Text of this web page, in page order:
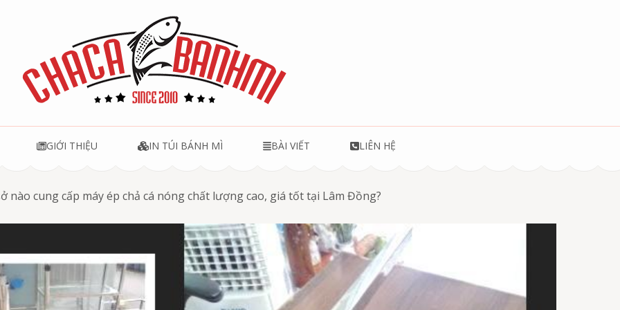
GIỚI THIỆU IN TÚI BÁNH MÌ BÀI VIẾT LIÊN HỆ
nào cung cấp máy ép chả cá nóng chất lượng cao, giá tốt tại Lâm Đồng?